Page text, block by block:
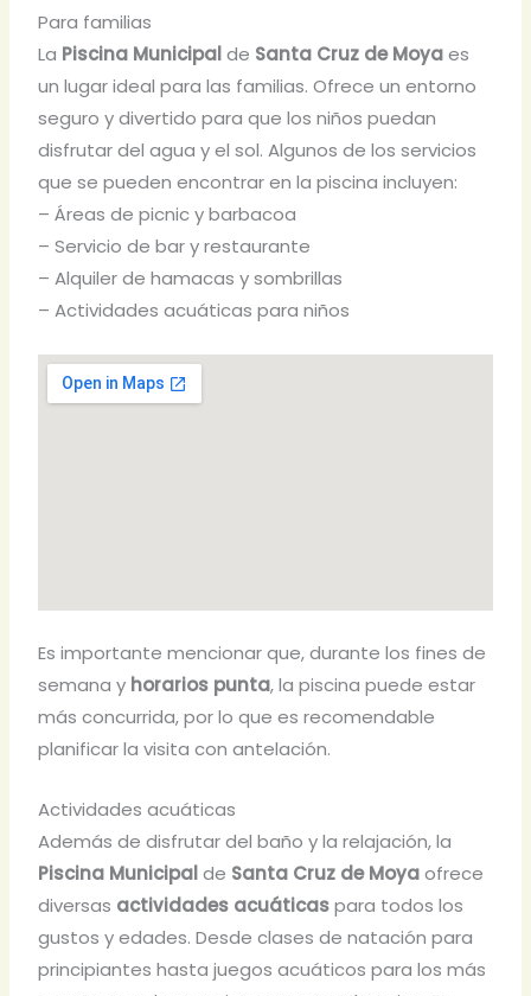
Para familias
La Piscina Municipal de Santa Cruz de Moyaes
un lugar ideal para las familias. Ofrece un entorno
seguro y divertido para que los niños puedan
disfrutar del agua y el sol. Algunos de los servicios
que se pueden encontrar en la piscina incluyen:
– Áreas de picnic y barbacoa
– Servicio de bar y restaurante
– Alquiler de hamacas y sombrillas
– Actividades acuáticas para niños
Es importante mencionar que, durante los fines de
semana y horarios punta, la piscina puede estar
más concurrida, por lo que es recomendable
planificar la visita con antelación.
Actividades acuáticas
Además de disfrutar del baño y la relajación, la
Piscina Municipalde Santa Cruz de Moyaofrece
diversas actividades acuáticaspara todos los
gustos y edades. Desde clases de natación para
principiantes hasta juegos acuáticos para los más